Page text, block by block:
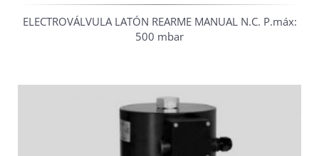
ELECTROVÁLVULA LATÓN REARME MANUAL N.C. P.máx:
500 mbar